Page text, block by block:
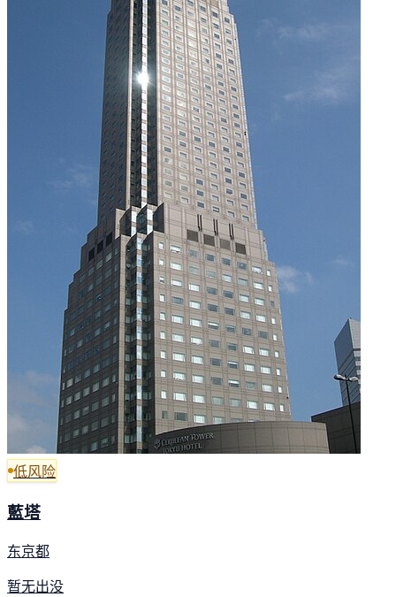
低风险
藍塔
东京都
暂无出没